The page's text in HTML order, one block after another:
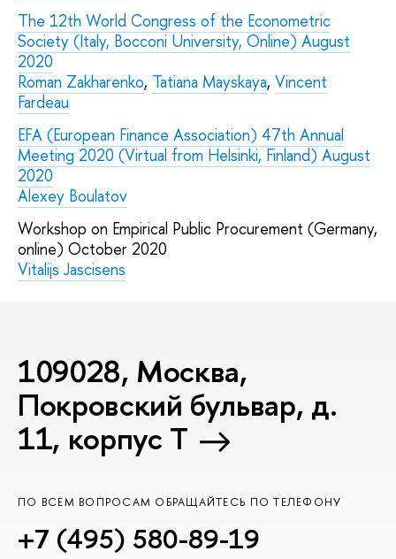
The 12th World Congress of the Econometric
Society (Italy, Bocconi University, Online) August
2020
Roman Zakharenko, Tatiana Mayskaya, Vincent
Fardeau
EFA (European Finance Association) 47th Annual
Meeting 2020 (Virtual from Helsinki, Finland) August
2020
Alexey Boulatov
Workshop on Empirical Public Procurement (Germany,
online) October 2020
Vitalijs Jascisens
109028, Москва,
Покровский бульвар, д.
11, корпус T
ПО ВСЕМ ВОПРОСАМ ОБРАЩАЙТЕСЬ ПО ТЕЛЕФОНУ
+7 (495) 580-89-19